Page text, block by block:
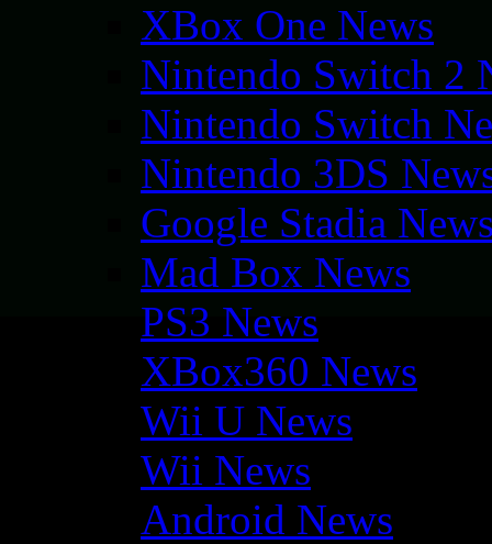
XBox One News
Nintendo Switch 2
Nintendo Switch
Nintendo 3DS
Google Stadia
Mad Box News
PS3 News
XBox360 News
Wii U News
Wii News
Android News